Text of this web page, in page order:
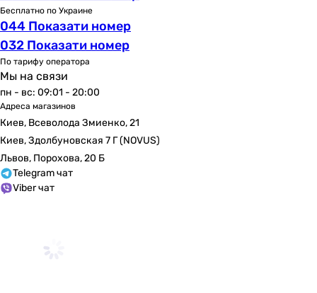
легкосъемный
легкосъемный
легкосъемный
легкосъемный
легкосъемный
легкосъемный
легкосъемный
легкосъемный
легкосъемный
легкосъемный
Эффективная очистка
от железа, от кальция, от магния, от механических
от железа, от органических соединений
Бесплатно по Украине
044 Показати номер
032 Показати номер
По тарифу оператора
Мы на связи
пн - вс: 09:01 - 20:00
Адреса магазинов
Киев, Всеволода Змиенко, 21
Киев, Здолбуновская 7 Г (NOVUS)
Львов, Порохова, 20 Б
Telegram чат
Viber чат